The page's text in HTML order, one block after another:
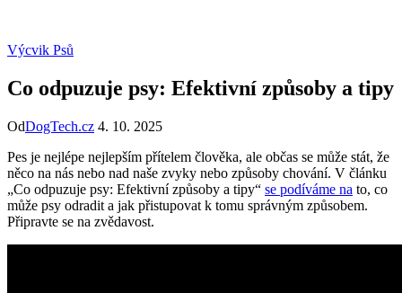
Výcvik Psů
Co odpuzuje psy: Efektivní způsoby a tipy
OdDogTech.cz 4. 10. 2025
Pes je nejlépe nejlepším přítelem člověka, ale občas se může stát, že
něco na nás nebo nad naše zvyky nebo způsoby chování. V článku
„Co odpuzuje psy: Efektivní způsoby a tipy“ se podíváme na to, co
může psy odradit a jak přistupovat k tomu správným způsobem.
Připravte se na zvědavost.